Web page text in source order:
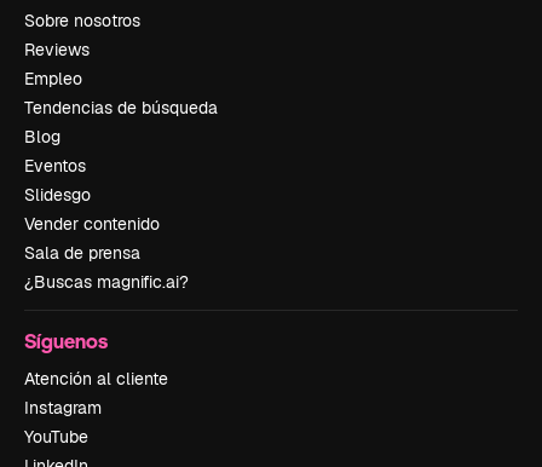
Sobre nosotros
Reviews
Empleo
Tendencias de búsqueda
Blog
Eventos
Slidesgo
Vender contenido
Sala de prensa
¿Buscas magnific.ai?
Síguenos
Atención al cliente
Instagram
YouTube